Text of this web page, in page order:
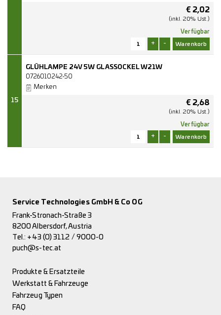
€ 2,02
(inkl. 20% Ust.)
Verfügbar
+ -
15
GLÜHLAMPE 24V 5W GLASSOCKEL W21W
0726010242-50
Merken
€ 2,68
(inkl. 20% Ust.)
Verfügbar
+ -
Service Technologies GmbH & Co OG
Frank-Stronach-Straße 3
8200 Albersdorf, Austria
Tel.: +43 (0) 3112 / 9000-0
puch@s-tec.at
Produkte & Ersatzteile
Werkstatt & Fahrzeuge
Fahrzeug Typen
FAQ